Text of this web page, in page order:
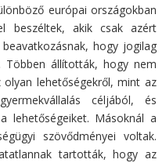
európai országokban
beszéltek, akik csak azért
hogy jogilag
Többen állították, hogy nem
lehetőségekről, mint az
céljából, és
lehetőségeiket. Másoknál a
szövődményei voltak.
tartották, hogy az